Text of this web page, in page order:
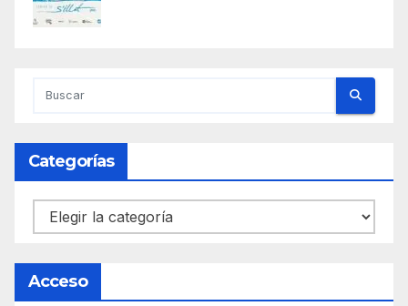
Categorías
Categorías
Acceso